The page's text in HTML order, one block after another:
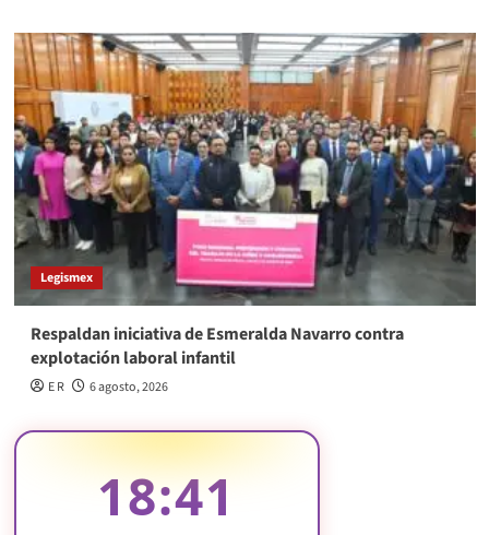
Legismex
Respaldan iniciativa de Esmeralda Navarro contra
explotación laboral infantil
E R 6 agosto, 2026
18:41